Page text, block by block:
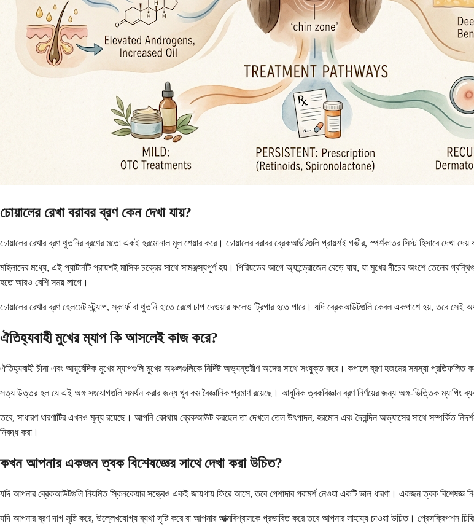
চোয়ালের রেখা বরাবর ব্রণ কেন দেখা যায়?
চোয়ালের রেখার ব্রণ থুতনির ব্রণের মতো একই হরমোনাল মূল শেয়ার করে। চোয়ালের বরাবর ব্রেকআউটগুলি প্রায়শই গভীর, স্পর্শকাতর সিস্ট হিসাবে দেখা
মহিলাদের মধ্যে, এই প্যাটার্নটি প্রায়শই মাসিক চক্রের সাথে সামঞ্জস্যপূর্ণ হয়। পিরিয়ডের আগে অ্যান্ড্রোজেন বেড়ে যায়, যা মুখের নীচের অংশে তেলের
হতে আরও বেশি সময় লাগে।
চোয়ালের রেখার ব্রণ হেলমেট স্ট্র্যাপ, স্কার্ফ বা থুতনি হাতে রেখে চাপ দেওয়ার ফলেও ট্রিগার হতে পারে। যদি ব্রেকআউটগুলি কেবল একপাশে হয়, তবে সেই
ঐতিহ্যবাহী মুখের ম্যাপ কি আসলেই কাজ করে?
ঐতিহ্যবাহী চীনা এবং আয়ুর্বেদিক মুখের ম্যাপগুলি মুখের অঞ্চলগুলিকে নির্দিষ্ট অভ্যন্তরীণ অঙ্গের সাথে সংযুক্ত করে। কপালে ব্রণ হজমের সমস্যা
সত্য উত্তর হল যে এই অঙ্গ সংযোগগুলি সমর্থন করার জন্য খুব কম বৈজ্ঞানিক প্রমাণ রয়েছে। আধুনিক ত্বকবিজ্ঞান ব্রণ নির্ণয়ের জন্য অঙ্গ-ভিত্তিক ম্যাপিং
তবে, সাধারণ ধারণাটির এখনও মূল্য রয়েছে। আপনি কোথায় ব্রেকআউট করছেন তা দেখলে তেল উৎপাদন, হরমোন এবং দৈনন্দিন অভ্যাসের সাথে সম্পর্কিত
নিবদ্ধ করা।
কখন আপনার একজন ত্বক বিশেষজ্ঞের সাথে দেখা করা উচিত?
যদি আপনার ব্রেকআউটগুলি নিয়মিত স্কিনকেয়ার সত্ত্বেও একই জায়গায় ফিরে আসে, তবে পেশাদার পরামর্শ নেওয়া একটি ভাল ধারণা। একজন ত্বক বিশেষজ্ঞ
যদি আপনার ব্রণ দাগ সৃষ্টি করে, উল্লেখযোগ্য ব্যথা সৃষ্টি করে বা আপনার আত্মবিশ্বাসকে প্রভাবিত করে তবে আপনার সাহায্য চাওয়া উচিত। প্রেসক্রিপশন